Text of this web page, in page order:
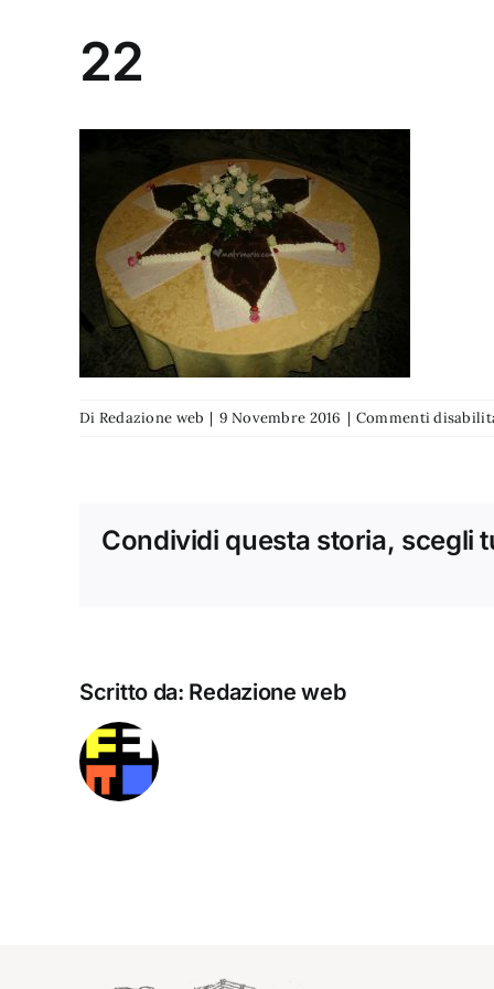
22
Di Redazione web | 9 Novembre 2016 | Commenti
Condividi questa storia, scegli
Scritto da: Redazione web